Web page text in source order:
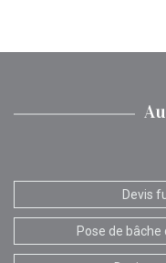
Devis
Pose de